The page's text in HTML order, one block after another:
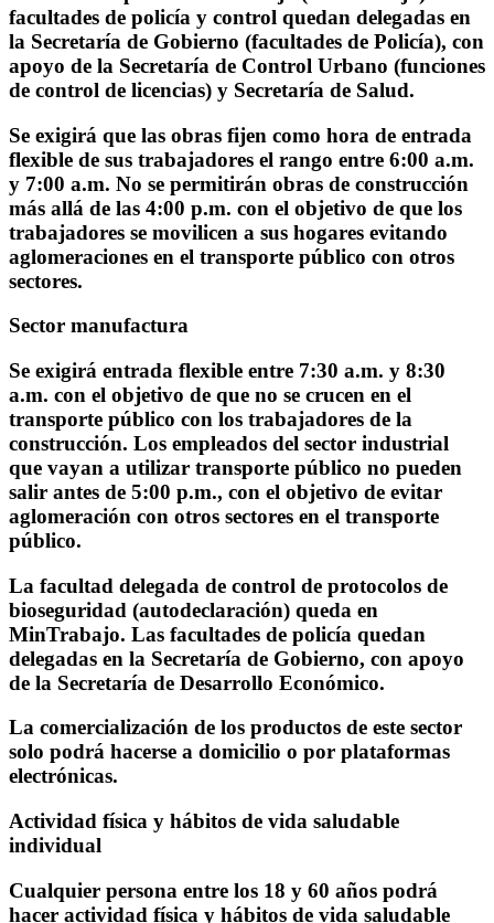
facultades de policía y control quedan delegadas en
la Secretaría de Gobierno (facultades de Policía), con
apoyo de la Secretaría de Control Urbano (funciones
de control de licencias) y Secretaría de Salud.
Se exigirá que las obras fijen como hora de entrada
flexible de sus trabajadores el rango entre 6:00 a.m.
y 7:00 a.m. No se permitirán obras de construcción
más allá de las 4:00 p.m. con el objetivo de que los
trabajadores se movilicen a sus hogares evitando
aglomeraciones en el transporte público con otros
sectores.
Sector manufactura
Se exigirá entrada flexible entre 7:30 a.m. y 8:30
a.m. con el objetivo de que no se crucen en el
transporte público con los trabajadores de la
construcción. Los empleados del sector industrial
que vayan a utilizar transporte público no pueden
salir antes de 5:00 p.m., con el objetivo de evitar
aglomeración con otros sectores en el transporte
público.
La facultad delegada de control de protocolos de
bioseguridad (autodeclaración) queda en
MinTrabajo. Las facultades de policía quedan
delegadas en la Secretaría de Gobierno, con apoyo
de la Secretaría de Desarrollo Económico.
La comercialización de los productos de este sector
solo podrá hacerse a domicilio o por plataformas
electrónicas.
Actividad física y hábitos de vida saludable
individual
Cualquier persona entre los 18 y 60 años podrá
hacer actividad física y hábitos de vida saludable